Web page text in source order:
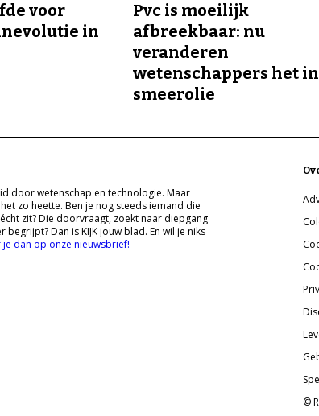
voor
in
Pvc is moeilijk
afbreekbaar: nu
veranderen
wetenschappers het in
smeerolie
door wetenschap en technologie. Maar
zo heette. Ben je nog steeds iemand die
zit? Die doorvraagt, zoekt naar diepgang
Dan is KIJK jouw blad. En wil je niks
dan op onze nieuwsbrief!
©